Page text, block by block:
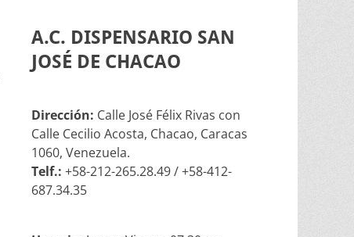
A.C. DISPENSARIO SAN
JOSÉ DE CHACAO
Dirección: Calle José Félix Rivas con
Calle Cecilio Acosta, Chacao, Caracas
1060, Venezuela.
Telf.: +58-212-265.28.49 / +58-412-
687.34.35